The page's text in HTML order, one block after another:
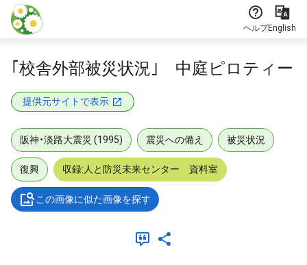
本文に飛ぶ
ヘルプEnglish
｢校舎外部被災状況｣ 中庭ピロティー
提供元サイトで表示
阪神・淡路大震災 (1995) 震災への備え 被災状況
復興 収録:人と防災未来センター 資料室
この画像に似た画像を探す